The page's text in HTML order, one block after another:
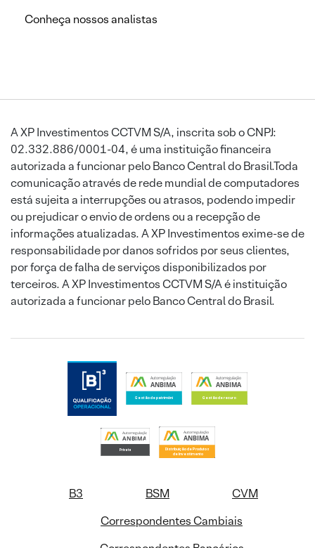
Conheça nossos analistas
A XP Investimentos CCTVM S/A, inscrita sob o CNPJ:
02.332.886/0001-04, é uma instituição financeira
autorizada a funcionar pelo Banco Central do Brasil.Toda
comunicação através de rede mundial de computadores
está sujeita a interrupções ou atrasos, podendo impedir
ou prejudicar o envio de ordens ou a recepção de
informações atualizadas. A XP Investimentos exime-se de
responsabilidade por danos sofridos por seus clientes,
por força de falha de serviços disponibilizados por
terceiros. A XP Investimentos CCTVM S/A é instituição
autorizada a funcionar pelo Banco Central do Brasil.
B3 BSM
CVM
Correspondentes Cambiais